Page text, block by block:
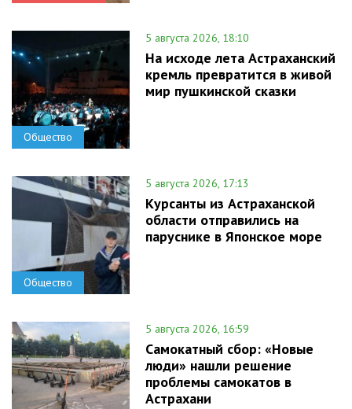
Общество
5 августа 2026, 18:10
На исходе лета Астраханский
кремль превратится в живой
мир пушкинской сказки
Общество
5 августа 2026, 17:13
Курсанты из Астраханской
области отправились на
паруснике в Японское море
5 августа 2026, 16:59
Самокатный сбор: «Новые
люди» нашли решение
проблемы самокатов в
Астрахани